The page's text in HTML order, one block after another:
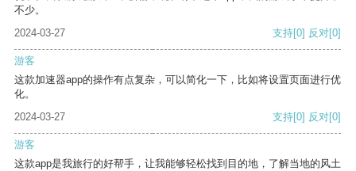
不少。
2024-03-27
支持[0] 反对[0]
游客
这款加速器app的操作有点复杂，可以简化一下，比如将设置页面进行优
化。
2024-03-27
支持[0] 反对[0]
游客
这款app是我旅行的好帮手，让我能够轻松找到目的地，了解当地的风土